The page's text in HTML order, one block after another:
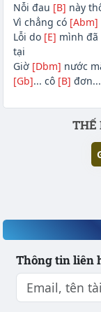
Nỗi đau [B] này
Vì chẳng có [Abm]
Lỗi do [E] mình đã
tại
Giờ [Dbm] nước
[Gb]... cô [B] đơn...
Phần nội dungTHẾ
Thông tin liên